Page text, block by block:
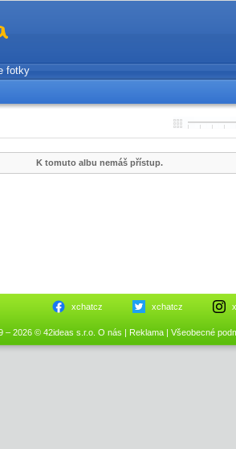
fotky
K tomuto albu nemáš přístup.
xchatcz xchatcz
– 2026 © 42ideas s.r.o. O nás | Reklama| Všeobecné